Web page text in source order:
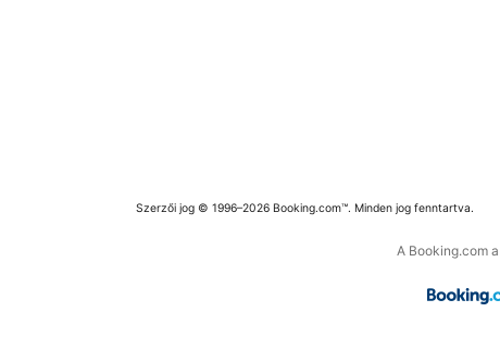
Szerzői jog © 1996–2026 Booking.com™. Minden jog fenntartva.
A Booking.com